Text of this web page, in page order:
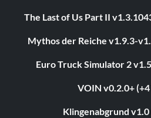
The Last of Us Part II
Mythos der Reiche v1.9.3-
Euro Truck Simulator 2
VOIN v0.2.0+
Klingenabgrund